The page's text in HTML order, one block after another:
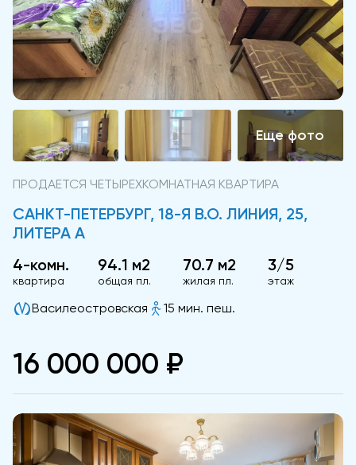
ПРОДАЕТСЯ ЧЕТЫРЕХКОМНАТНАЯ КВАРТИРА
САНКТ-ПЕТЕРБУРГ, 18-Я В.О. ЛИНИЯ, 25,
ЛИТЕРА А
4-комн.
квартира
94.1 м2
общая пл.
70.7 м2
жилая пл.
3/5
этаж
Василеостровская 15 мин. пеш.
16 000 000 ₽